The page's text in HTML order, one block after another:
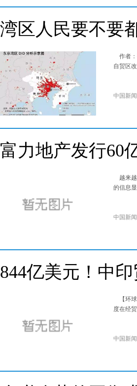
湾区人民要不要
作者：
自贸区
中国新
富力地产发行60
越来越
的信息
中国新
844亿美元！中
【环球
度在经
中国新